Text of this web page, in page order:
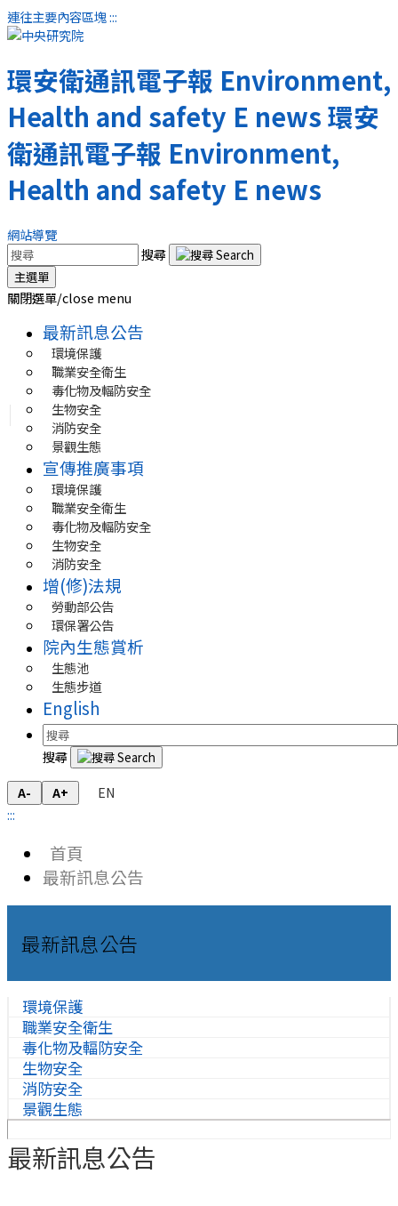
連往主要內容區塊:::
環安衛通訊電子報 Environment,
Health and safety E news環安
衛通訊電子報 Environment,
Health and safety E news
網站導覽
搜尋
主選單
關閉選單/close menu
最新訊息公告
環境保護
職業安全衛生
毒化物及輻防安全
生物安全
消防安全
景觀生態
宣傳推廣事項
環境保護
職業安全衛生
毒化物及輻防安全
生物安全
消防安全
增(修)法規
勞動部公告
環保署公告
院內生態賞析
生態池
生態步道
English
搜尋
A- A+
EN
:::
首頁
最新訊息公告
最新訊息公告
環境保護
職業安全衛生
毒化物及輻防安全
生物安全
消防安全
景觀生態
最新訊息公告